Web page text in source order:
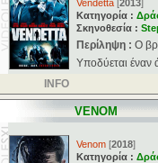
Vendetta [2013]
Κατηγορία :
Σκηνοθεσία :
Περίληψη : Ο
Υποδύεται έναν
INFO
VENOM
Venom [2018]
Κατηγορία :